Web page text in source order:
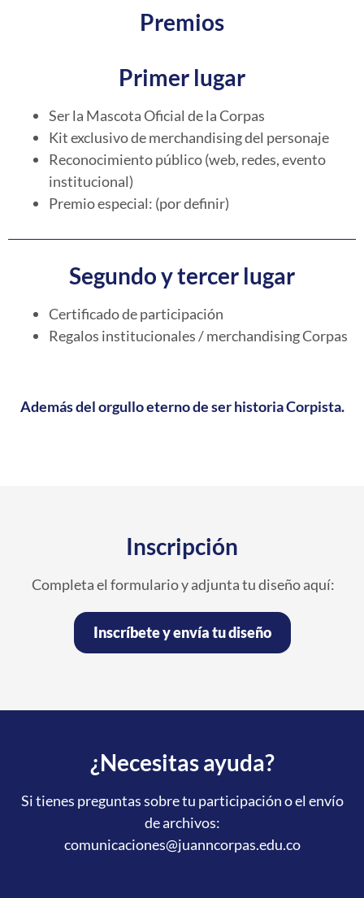
Premios
Primer lugar
Ser la Mascota Oficial de la Corpas
Kit exclusivo de merchandising del personaje
Reconocimiento público (web, redes, evento
institucional)
Premio especial: (por definir)
Segundo y tercer lugar
Certificado de participación
Regalos institucionales / merchandising Corpas
Además del orgullo eterno de ser historia Corpista.
Inscripción
Completa el formulario y adjunta tu diseño aquí:
Inscríbete y envía tu diseño
¿Necesitas ayuda?
Si tienes preguntas sobre tu participación o el envío
de archivos:
comunicaciones@juanncorpas.edu.co